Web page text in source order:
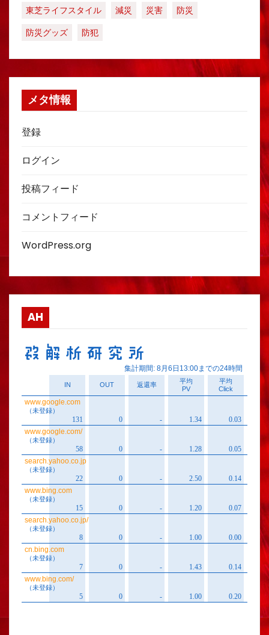
東芝ライフスタイル
減災 災害
防災
防災グッズ
防犯
メタ情報
登録
ログイン
投稿フィード
コメントフィード
WordPress.org
AH